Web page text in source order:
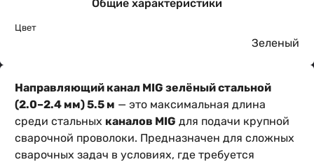
Общие характеристики
Цвет
Зеленый
Направляющий канал MIG зелёный стальной
(2.0–2.4 мм) 5.5 м — это максимальная длина
среди стальных каналов MIG для подачи крупной
сварочной проволоки. Предназначен для сложных
сварочных задач в условиях, где требуется